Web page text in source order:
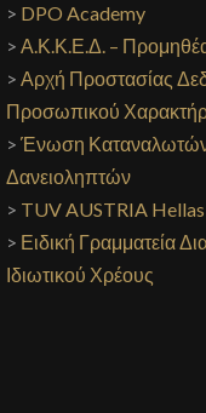
> DPO Academy
> Α.Κ.Κ.Ε.Δ. –
> Αρχή Προστασίας
Προσωπικού
> Ένωση Καταναλωτών
Δανειοληπτών
> TUV AUSTRIA Hellas
> Ειδική Γραμματεία
Ιδιωτικού Χρέους